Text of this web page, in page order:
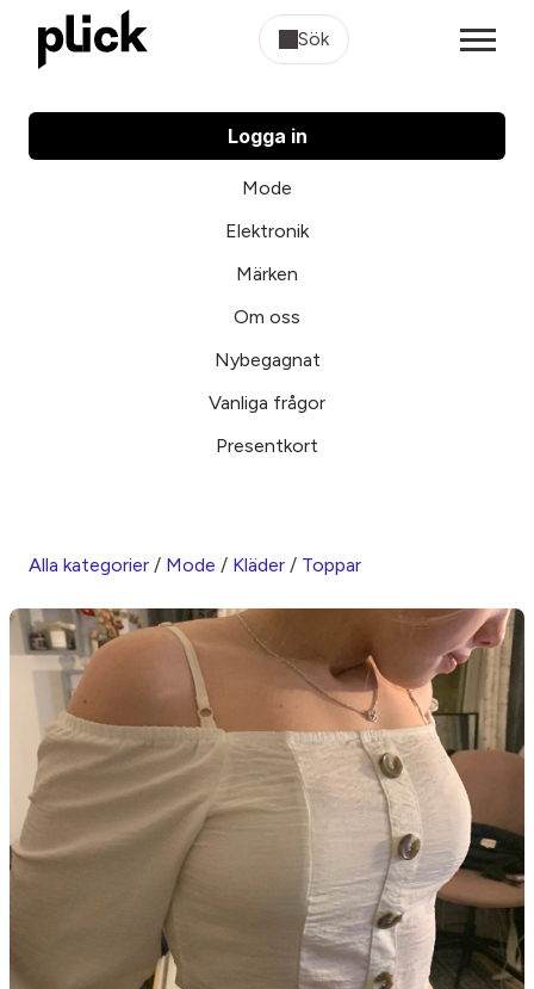
Sök
Logga in
Mode
Elektronik
Märken
Om oss
Nybegagnat
Vanliga frågor
Presentkort
Alla kategorier / Mode / Kläder / Toppar